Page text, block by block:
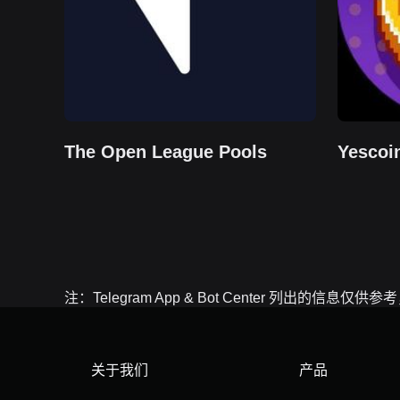
The Open League Pools
注：Telegram App & Bot Center 列出的信息仅供参
关于我们 产品